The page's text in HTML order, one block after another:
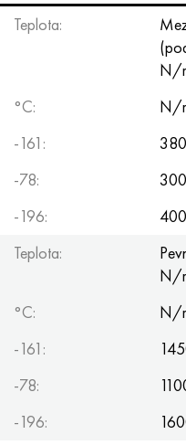
Teplota:
N/
°C:
N/
-161:
-78:
-196:
Teplota:
N/
°C:
N/
-161:
-78:
-196: